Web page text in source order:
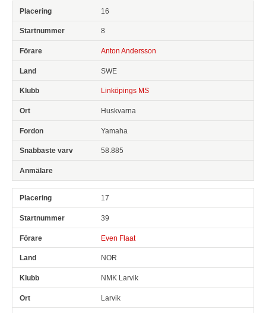
16
8
Anton Andersson
SWE
Linköpings MS
Huskvarna
Yamaha
58.885
17
39
Even Flaat
NOR
NMK Larvik
Larvik